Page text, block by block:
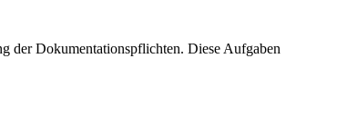
der Dokumentationspflichten. Diese Aufgaben